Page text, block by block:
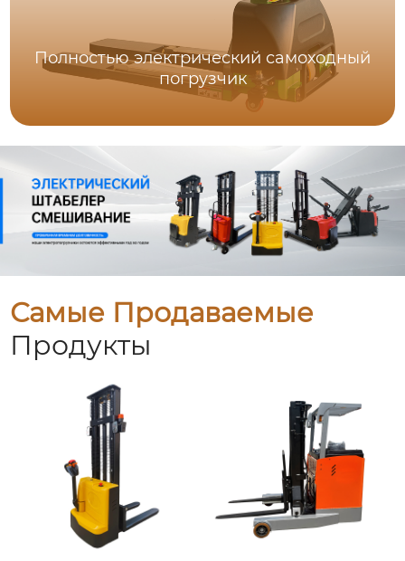
Полностью электрический самоходный
погрузчик
Самые Продаваемые
Продукты